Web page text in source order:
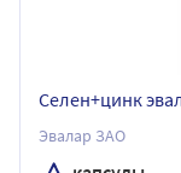
Селен+цинк
Эвалар ЗАО